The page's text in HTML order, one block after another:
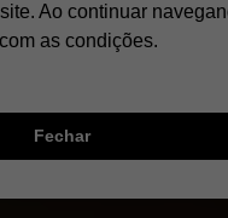
Ao continuar
as condições.
Fechar
;